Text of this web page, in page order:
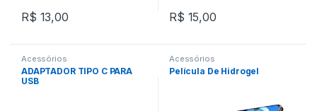
R$ 13,00 R$ 15,00
Acessórios
ADAPTADOR TIPO C PARA
USB
Acessórios
Película De Hidrogel